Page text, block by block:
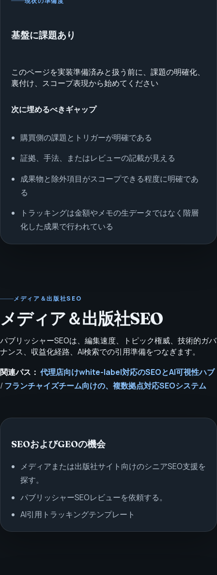
基盤に課題あり
このページを実装準備済みと扱う前に、課題の明確化、
裏付け、スコープ表現から始めてください
次に埋めるべきギャップ
購買側の課題とトリガーが明確である
証拠、手法、またはレビューの記載が見える
成果物と除外項目がスコープできる程度に明確であ
る
トラッキングは金額やメモの生データではなく階層
化した成果で行われている
メディア＆出版社SEO
メディア＆出版社SEO
パブリッシャーSEOは、編集速度、トピック権威、技術的ガバ
ナンス、収益化経路、AI検索での引用準備をつなぎます。
関連パス： 代理店向けwhite-label対応のSEOとAI可視性ハブ
/ フランチャイズチーム向けの、複数拠点対応SEOシステム
SEOおよびGEOの機会
メディアまたは出版社サイト向けのシニアSEO支援を
探す。
パブリッシャーSEOレビューを依頼する。
AI引用トラッキングテンプレート